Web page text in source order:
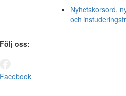
Nyhetskorsord,
och
Följ oss:
Facebook